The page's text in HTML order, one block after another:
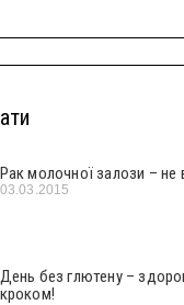
Рак молочної залози – не
03.03.2015
День без глютену –
кроком!